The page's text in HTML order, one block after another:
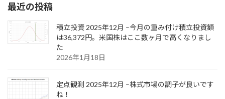
最近の投稿
積立投資 2025年12月 –今月の重み付け積立投資額
は36,372円。米国株はここ数ヶ月で高くなりまし
た
2026年1月18日
定点観測 2025年12月 –株式市場の調子が良いです
ね！